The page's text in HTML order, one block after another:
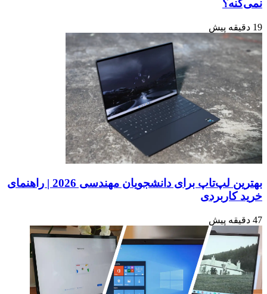
نمی‌کنه؟
19 دقیقه پیش
بهترین لپ‌تاپ برای دانشجویان مهندسی 2026 | راهنمای
خرید کاربردی
47 دقیقه پیش